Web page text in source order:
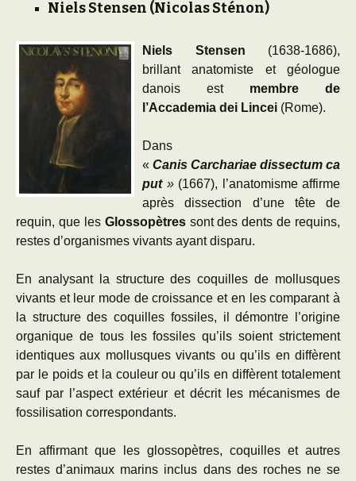
Niels Stensen (Nicolas Sténon)
Niels Stensen (1638-1686),
brillant anatomiste et géologue
danois est membre de
l’Accademia dei Lincei (Rome).
Dans
« Canis Carchariae dissectum ca
put» (1667), l’anatomisme affirme
après dissection d’une tête de
requin, que les Glossopètressont des dents de requins,
restes d’organismes vivants ayant disparu.
En analysant la structure des coquilles de mollusques
vivants et leur mode de croissance et en les comparant à
la structure des coquilles fossiles, il démontre l’origine
organique de tous les fossiles qu’ils soient strictement
identiques aux mollusques vivants ou qu’ils en diffèrent
par le poids et la couleur ou qu’ils en diffèrent totalement
sauf par l’aspect extérieur et décrit les mécanismes de
fossilisation correspondants.
En affirmant que les glossopètres, coquilles et autres
restes d’animaux marins inclus dans des roches ne se